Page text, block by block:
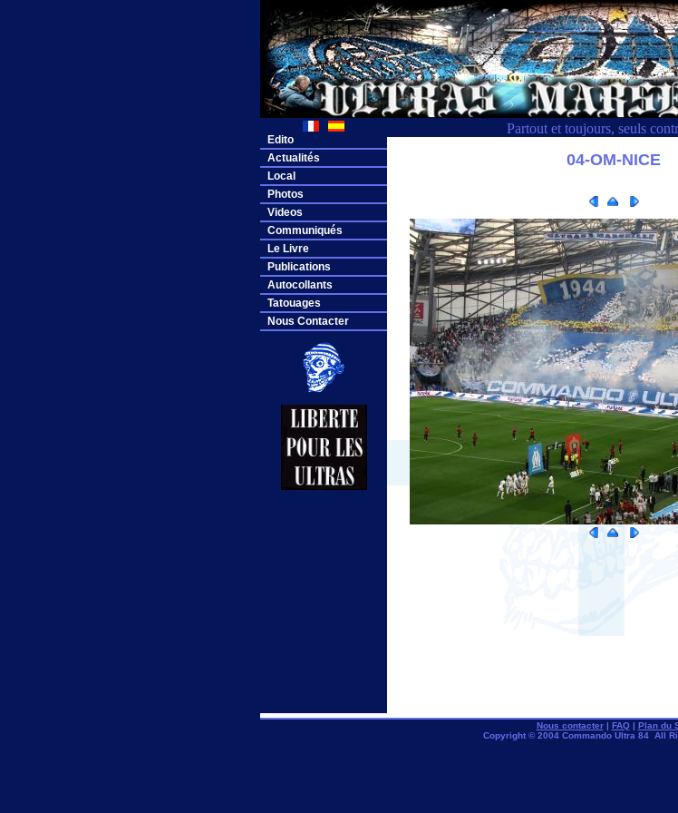
Partout et toujours, seuls
Edito
Actualités
Local
Photos
Videos
Communiqués
Le Livre
Publications
Autocollants
Tatouages
Nous Contacter
04-OM-NICE
Nous contacter| FAQ| Plan du
Copyright © 2004 Commando Ultra 84 All